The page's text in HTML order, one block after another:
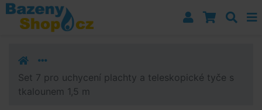
Přejít k navigaci
Přejít na obsah
Přejít k postrannímu sloupci
Set 7 pro uchycení plachty a teleskopické tyče s
tkalounem 1,5 m